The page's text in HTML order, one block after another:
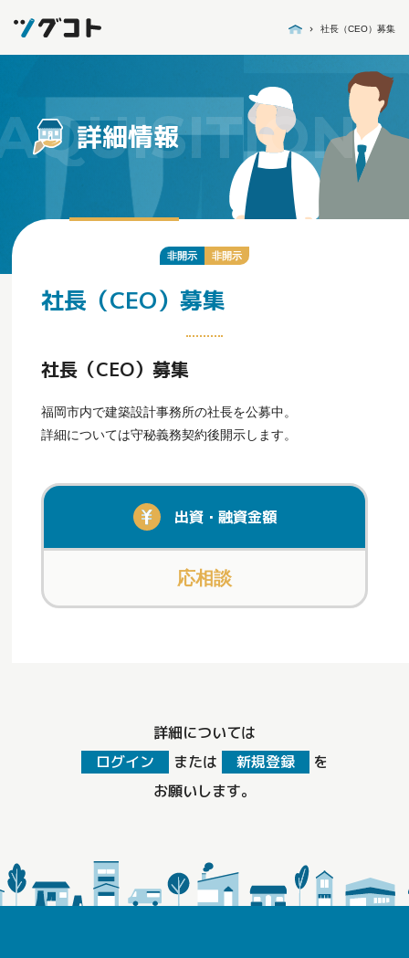
社長（CEO）募集
詳細情報
非開示 非開示
社長（CEO）募集
社長（CEO）募集
福岡市内で建築設計事務所の社長を公募中。
詳細については守秘義務契約後開示します。
出資・融資金額
応相談
詳細については
ログイン
または 新規登録
を
お願いします。